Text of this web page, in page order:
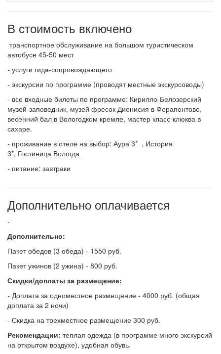
В стоимость включено
транспортное обслуживание на большом туристическом
автобусе 45-50 мест
- услуги гида-сопровождающего
- экскурсии по программе (проводят местные экскурсоводы)
- все входные билеты по программе: Кирилло-Белозерский
музей-заповедник, музей фресок Дионисия в Ферапонтово,
весенний бал в Вологодком кремле, мастер класс-клюква в
сахаре.
- проживание в отеле на выбор: Аура 3* , История
3*, Гостиница Вологда
- питание: завтраки
Дополнительно оплачивается
-
Дополнительно:
Пакет обедов (3 обеда) - 1550 руб.
Пакет ужинов (2 ужина) - 800 руб.
Скидки/доплаты за размещение:
- Доплата за одноместное размещение - 4000 руб. (общая
доплата за 2 ночи)
- Скидка на трехместное размещение 300 руб.
Рекомендации: теплая одежда (в программе много экскурсий
на открытом воздухе), удобная обувь.